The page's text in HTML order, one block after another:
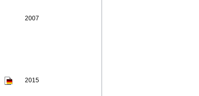
2007
2015